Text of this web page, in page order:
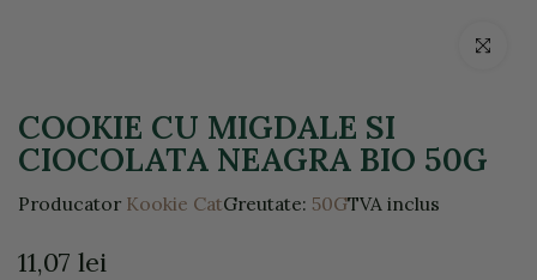
Click
COOKIE CU MIGDALE SI
CIOCOLATA NEAGRA BIO 50G
Producator Kookie CatGreutate: 50GTVA inclus
11,07 lei